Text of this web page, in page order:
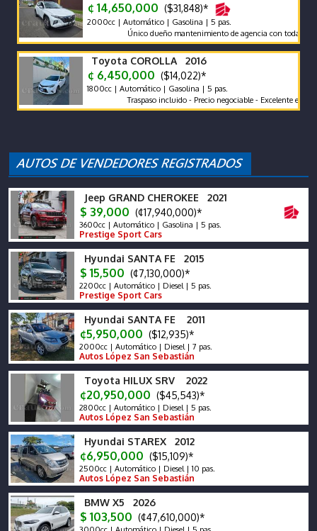
¢ 14,650,000 ($31,848)*
2000cc | Automático | Gasolina | 5 pas.
Único dueño mantenimiento de agencia con todas las
Toyota COROLLA 2016
¢ 6,450,000 ($14,022)*
1800cc | Automático | Gasolina | 5 pas.
Traspaso incluido - Precio negociable - Excelente estado
Jeep GRAND CHEROKEE 2021
$ 39,000 (¢17,940,000)*
3600cc | Automático | Gasolina | 5 pas.
Prestige Sport Cars
Hyundai SANTA FE 2015
$ 15,500 (¢7,130,000)*
2200cc | Automático | Diesel | 5 pas.
Prestige Sport Cars
Hyundai SANTA FE 2011
¢5,950,000 ($12,935)*
2000cc | Automático | Diesel | 7 pas.
Autos López San Sebastián
Toyota HILUX SRV 2022
¢20,950,000 ($45,543)*
2800cc | Automático | Diesel | 5 pas.
Autos López San Sebastián
Hyundai STAREX 2012
¢6,950,000 ($15,109)*
2500cc | Automático | Diesel | 10 pas.
Autos López San Sebastián
BMW X5 2026
$ 103,500 (¢47,610,000)*